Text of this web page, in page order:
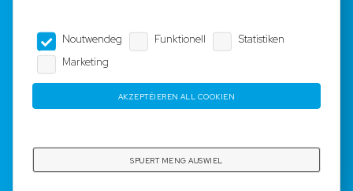
Impressum
Dateschutz
3W.LU
Noutwendeg Funktionell
Statistiken
Marketing
AKZEPTÉIEREN ALL COOKIEN
SPUERT MENG AUSWIEL